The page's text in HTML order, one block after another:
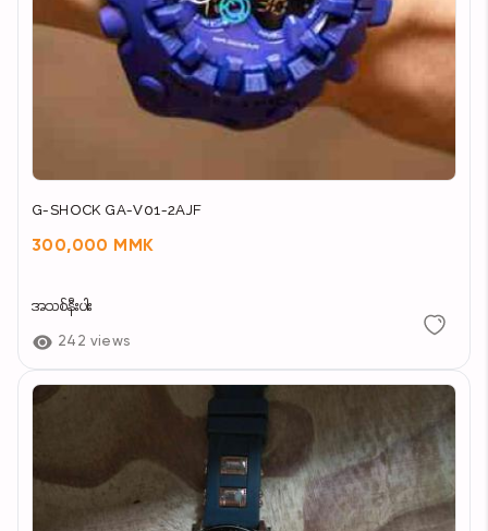
G-SHOCK GA-V01-2AJF
300,000 MMK
အသစ်နီးပါး
242 views